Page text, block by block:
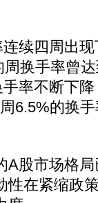
四周出现
换手率曾
率不断下
6.5%的换
市场格局
性在紧缩政